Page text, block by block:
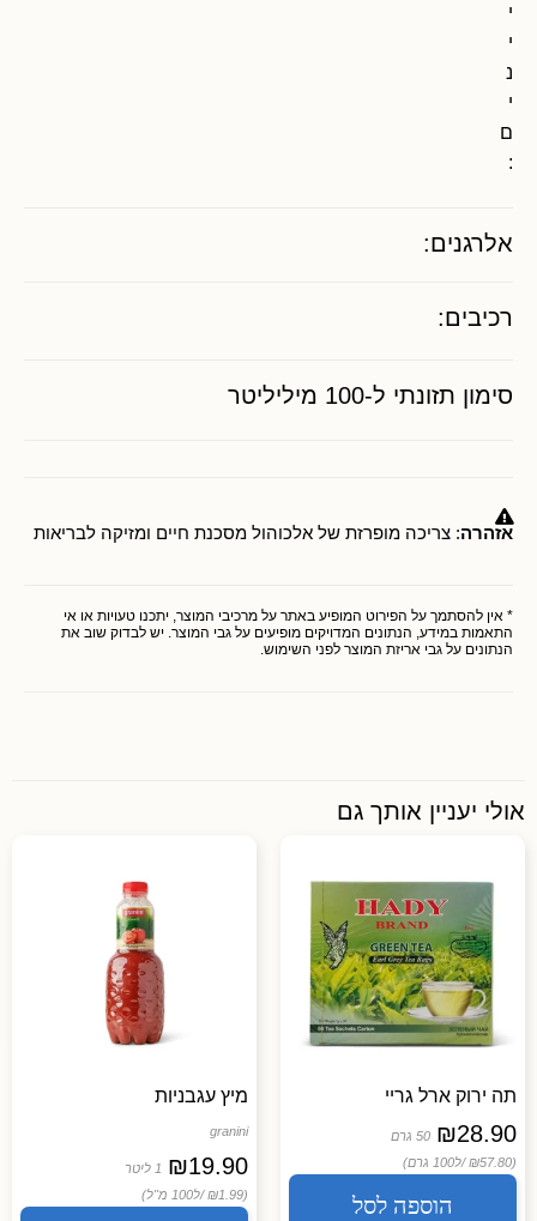
י
י
נ
י
ם
:
אלרגנים:
רכיבים:
סימון תזונתי ל-100 מיליליטר
אזהרה: צריכה מופרזת של אלכוהול מסכנת חיים ומזיקה לבריאות
* אין להסתמך על הפירוט המופיע באתר על מרכיבי המוצר, יתכנו טעויות או אי
התאמות במידע, הנתונים המדויקים מופיעים על גבי המוצר. יש לבדוק שוב את
הנתונים על גבי אריזת המוצר לפני השימוש.
אולי יעניין אותך גם
תה ירוק ארל גריי
₪28.90
50 גרם
(₪57.80 /
ל100 גרם)
הוספה לסל
מיץ עגבניות
granini
₪19.90
1 ליטר
(₪1.99 /
ל100 מ"ל)